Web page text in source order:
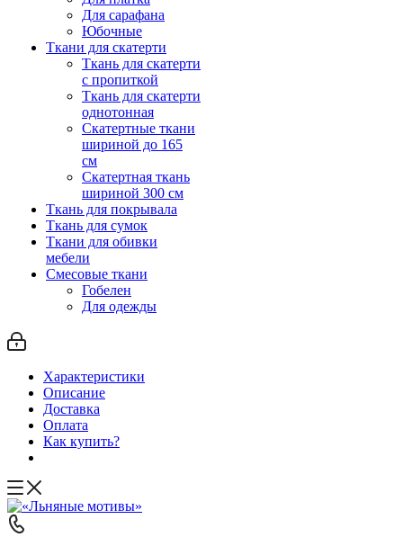
Для сарафана
Юбочные
Ткани для скатерти
Ткань для скатерти
с пропиткой
Ткань для скатерти
однотонная
Скатертные ткани
шириной до 165
см
Скатертная ткань
шириной 300 см
Ткань для покрывала
Ткань для сумок
Ткани для обивки
мебели
Смесовые ткани
Гобелен
Для одежды
Характеристики
Описание
Доставка
Оплата
Как купить?